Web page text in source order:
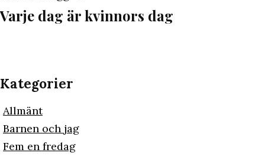
Varje dag är kvinnors dag
Kategorier
Allmänt
Barnen och jag
Fem en fredag